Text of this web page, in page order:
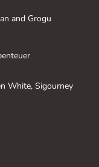
and Grogu
White, Sigourney